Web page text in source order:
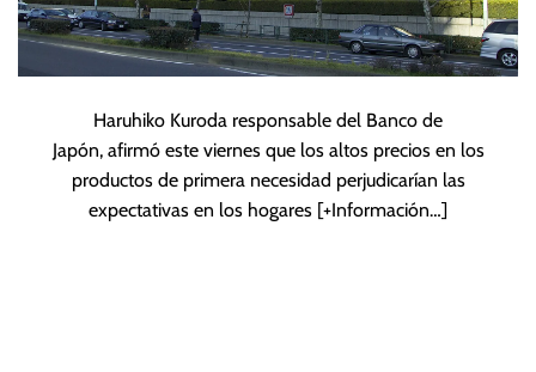
Haruhiko Kuroda responsable del Banco de
Japón, afirmó este viernes que los altos precios en los
productos de primera necesidad perjudicarían las
expectativas en los hogares [+Información…]